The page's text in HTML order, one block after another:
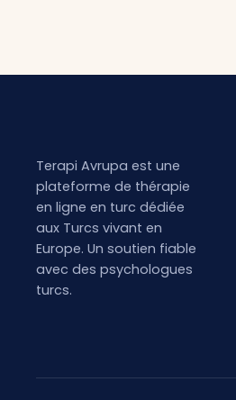
Terapi Avrupa est une
plateforme de thérapie
en ligne en turc dédiée
aux Turcs vivant en
Europe. Un soutien fiable
avec des psychologues
turcs.